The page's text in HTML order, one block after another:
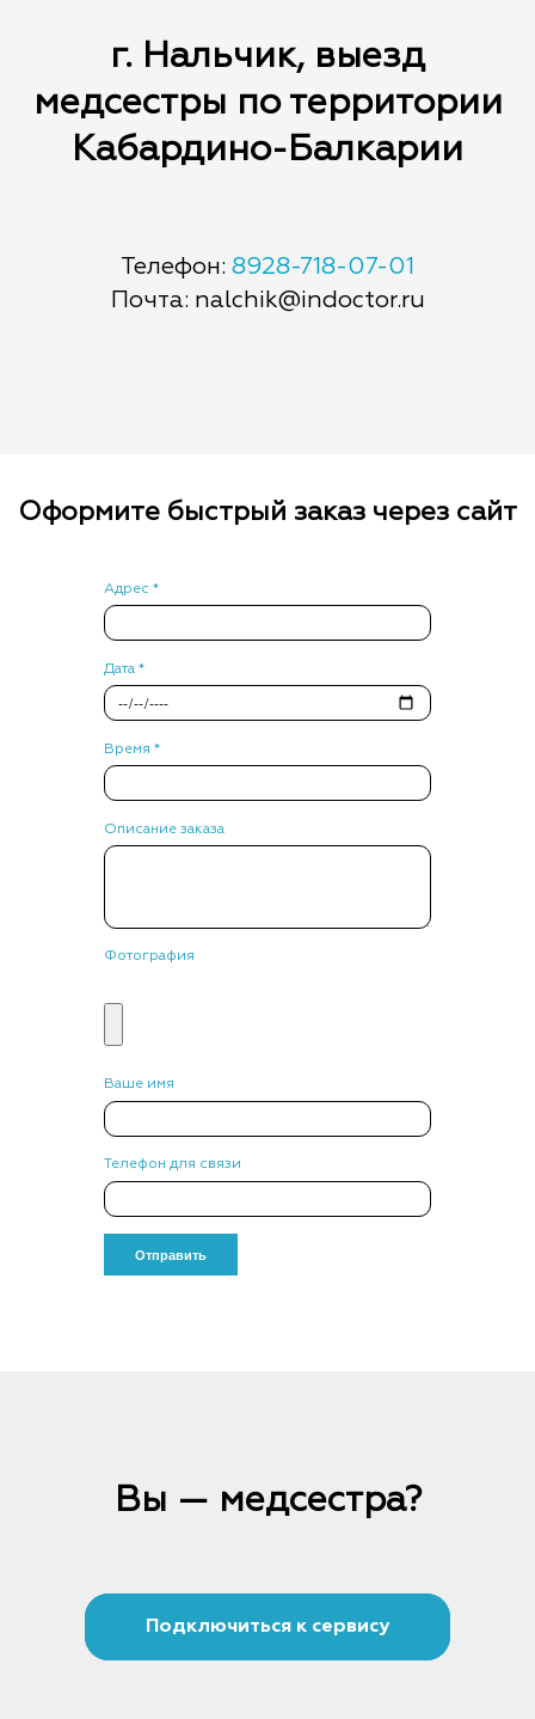
г. Нальчик, выезд
медсестры по территории
Кабардино-Балкарии
Телефон: 8928-718-07-01
Почта: nalchik@indoctor.ru
Оформите быстрый заказ через сайт
Адрес *
Дата *
Время *
Описание заказа
Фотография
Ваше имя
Телефон для связи
Вы — медсестра?
Подключиться к сервису